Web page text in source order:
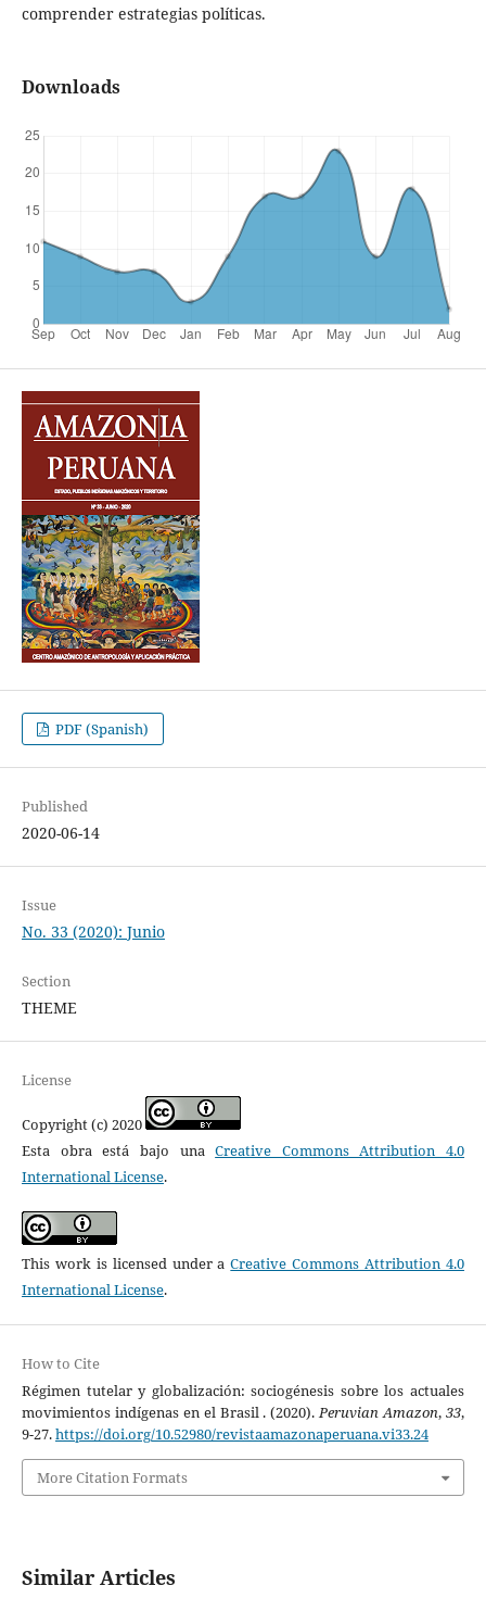
comprender estrategias políticas.
Downloads
PDF (Spanish)
Published
2020-06-14
Issue
No. 33 (2020): Junio
Section
THEME
License
Copyright (c) 2020
Esta obra está bajo unaCreative Commons Attribution 4.0
International License.
This work is licensed under aCreative Commons Attribution 4.0
International License.
How to Cite
Régimen tutelar y globalización: sociogénesis sobre los actuales
movimientos indígenas en el Brasil . (2020).Peruvian Amazon,33,
9-27.https://doi.org/10.52980/revistaamazonaperuana.vi33.24
More Citation Formats
Similar Articles